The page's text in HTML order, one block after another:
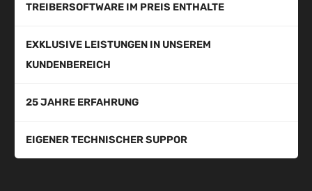
TREIBERSOFTWARE IM PREIS ENTHALTE
EXKLUSIVE LEISTUNGEN IN UNSEREM
KUNDENBEREICH
25 JAHRE ERFAHRUNG
EIGENER TECHNISCHER SUPPOR